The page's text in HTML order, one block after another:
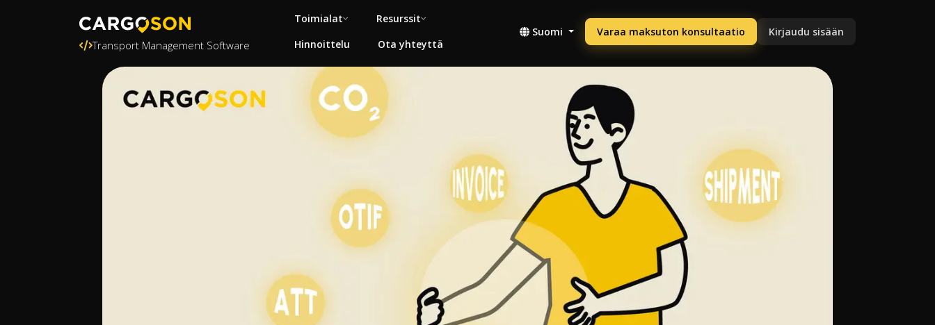
Transport Management Software
Toimialat
Resurssit
Hinnoittelu
Ota yhteyttä
Suomi Varaa maksuton konsultaatio Kirjaudu sisään